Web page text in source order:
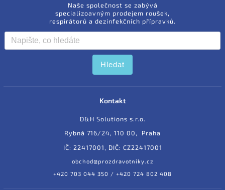
Naše společnost se zabývá
specializoavným prodejem roušek,
respirátorů a dezinfekčních přípravků.
Hledat
Kontakt
D&H Solutions s.r.o.
Rybná 716/24, 110 00, Praha
IČ: 22417001, DIČ: CZ22417001
obchod@prozdravotniky.cz
+420 703 044 350 / +420 724 802 408